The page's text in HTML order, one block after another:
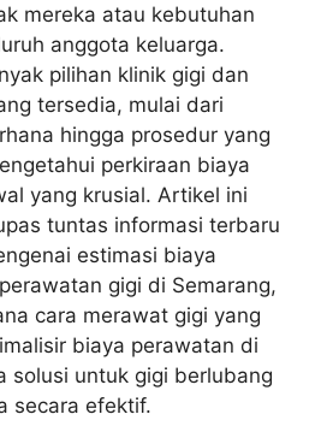
mereka atau kebutuhan
anggota keluarga.
pilihan klinik gigi dan
tersedia, mulai dari
hingga prosedur yang
perkiraan biaya
yang krusial. Artikel ini
tuntas informasi terbaru
estimasi biaya
gigi di Semarang,
cara merawat gigi yang
biaya perawatan di
solusi untuk gigi berlubang
secara efektif.